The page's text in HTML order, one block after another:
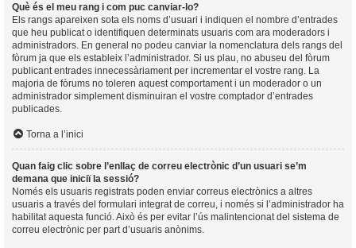
Què és el meu rang i com puc canviar-lo?
Els rangs apareixen sota els noms d’usuari i indiquen el nombre d’entrades
que heu publicat o identifiquen determinats usuaris com ara moderadors i
administradors. En general no podeu canviar la nomenclatura dels rangs del
fòrum ja que els estableix l’administrador. Si us plau, no abuseu del fòrum
publicant entrades innecessàriament per incrementar el vostre rang. La
majoria de fòrums no toleren aquest comportament i un moderador o un
administrador simplement disminuiran el vostre comptador d’entrades
publicades.
Torna a l’inici
Quan faig clic sobre l’enllaç de correu electrònic d’un usuari se’m
demana que iniciï la sessió?
Només els usuaris registrats poden enviar correus electrònics a altres
usuaris a través del formulari integrat de correu, i només si l’administrador ha
habilitat aquesta funció. Això és per evitar l’ús malintencionat del sistema de
correu electrònic per part d’usuaris anònims.